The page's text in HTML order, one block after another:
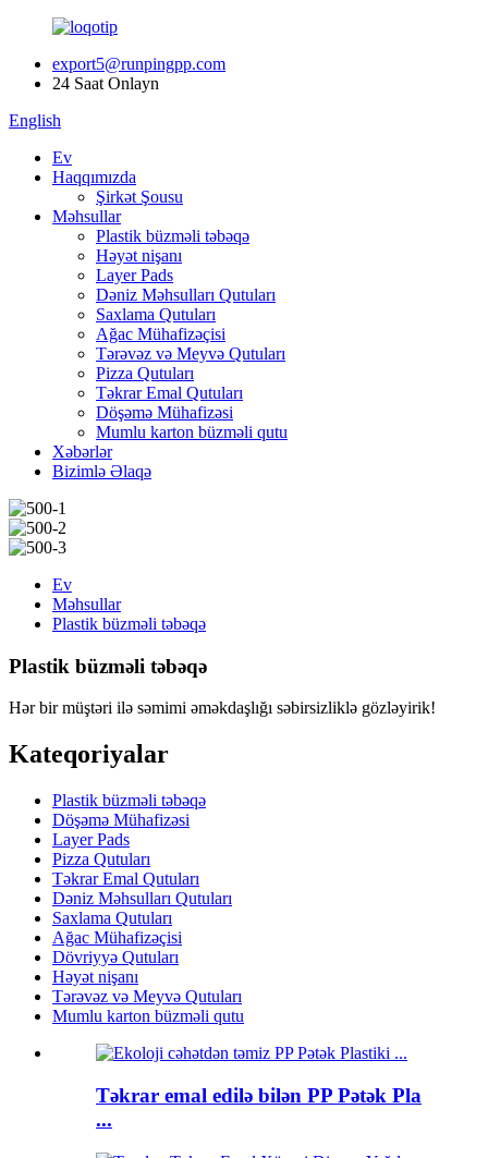
export5@runpingpp.com
24 Saat Onlayn
English
Ev
Haqqımızda
Şirkət Şousu
Məhsullar
Plastik büzməli təbəqə
Həyət nişanı
Layer Pads
Dəniz Məhsulları Qutuları
Saxlama Qutuları
Ağac Mühafizəçisi
Tərəvəz və Meyvə Qutuları
Pizza Qutuları
Təkrar Emal Qutuları
Döşəmə Mühafizəsi
Mumlu karton büzməli qutu
Xəbərlər
Bizimlə Əlaqə
Ev
Məhsullar
Plastik büzməli təbəqə
Plastik büzməli təbəqə
Hər bir müştəri ilə səmimi əməkdaşlığı səbirsizliklə gözləyirik!
Kateqoriyalar
Plastik büzməli təbəqə
Döşəmə Mühafizəsi
Layer Pads
Pizza Qutuları
Təkrar Emal Qutuları
Dəniz Məhsulları Qutuları
Saxlama Qutuları
Ağac Mühafizəçisi
Dövriyyə Qutuları
Həyət nişanı
Tərəvəz və Meyvə Qutuları
Mumlu karton büzməli qutu
Təkrar emal edilə bilən PP Pətək Pla
...